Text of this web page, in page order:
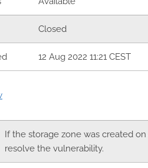
Closed
12 Aug 2022 11:21 CEST
If the storage zone was created
resolve the vulnerability.